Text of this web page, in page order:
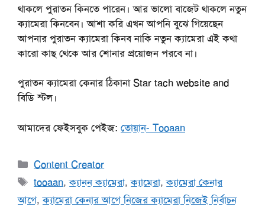
থাকলে পুরাতন কিনতে পারেন। আর ভালো বাজেট থাকলে নতুন
ক্যামেরা কিনবেন। আশা করি এখন আপনি বুঝে গিয়েছেন
আপনার পুরাতন ক্যামেরা কিনব নাকি নতুন ক্যামেরা এই কথা
কারো কাছ থেকে আর শোনার প্রয়োজন পরবে না।
পুরাতন ক্যামেরা কেনার ঠিকানা Star tach website and
বিডি স্টল।
আমাদের ফেইসবুক পেইজ: তোয়ান- Tooaan
Categories
Content Creator
Tags
tooaan,ক্যানন ক্যামেরা,ক্যামেরা,ক্যামেরা কেনার
আগে,ক্যামেরা কেনার আগে নিজের ক্যামেরা নিজেই নির্বাচন